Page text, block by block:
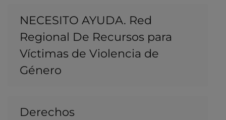
NECESITO AYUDA. Red
Regional De Recursos para
Víctimas de Violencia de
Género
Derechos